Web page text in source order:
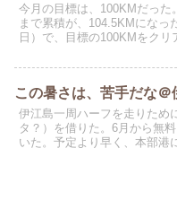
今月の目標は、100KMだった
まで累積が、104.5KMになっ
日）で、目標の100KMをク
この暑さは、苦手だな
伊江島一周ハーフを走りため
タ？）を借りた。6月から無
いた。予定より早く、本部港